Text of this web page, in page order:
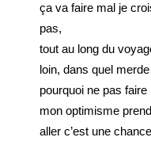
ça va faire mal je
pas,
tout au long du
loin, dans quel
pourquoi ne pas
mon optimisme
aller c’est une